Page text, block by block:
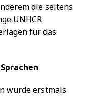
die seitens
UNHCR
für das
wurde erstmals